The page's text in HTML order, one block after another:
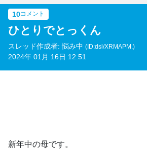
10コメント
ひとりでとっくん
スレッド作成者: 悩み中 (ID:dsl/XRMAPM.)
2024年 01月 16日 12:51
新年中の母です。